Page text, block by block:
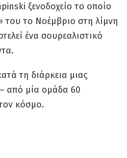
ξενοδοχείο το οποίο
του το Νοέμβριο στη λίμνη
ένα σουρεαλιστικό
τη διάρκεια μιας
από μία ομάδα 60
κόσμο.